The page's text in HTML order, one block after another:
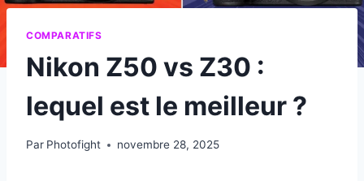
COMPARATIFS
Nikon Z50 vs Z30 :
lequel est le meilleur ?
Par Photofight novembre 28, 2025